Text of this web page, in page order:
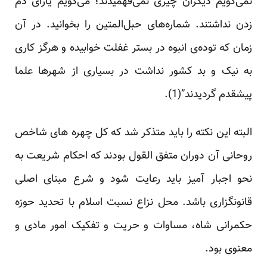
زدن نداشتند. شماره‌های حبل‌المتین را بخوانید. در آن
زمان که توده‌ی انبوه در بستر غفلت خوابیده و هرگز کاری
به نیک و بد کشور نداشت در بسیاری از شهرها علما
پیشقدم گردیدند”(1).
البته این نکته را باید متذکر شد که کل چهره های شاخص
روحانی آن دوران متفق القول بودند که احکام شریعت به
نحو اجبار آمیز باید رعایت شود و شرع مبنای اصلی
قانونگزاری باشد. محل نزاع نسبت اسلام با تحدید حوزه
حکمرانی شاه، مساوات و حریت و تفکیک امور مادی و
معنوی بود.